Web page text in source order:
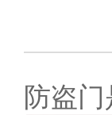
防盗